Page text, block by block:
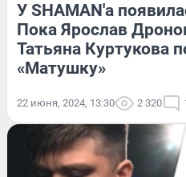
У SHAMAN'а
Пока Ярослав
Татьяна Куртукова
«Матушку»
22 июня, 2024, 13:30 2 320